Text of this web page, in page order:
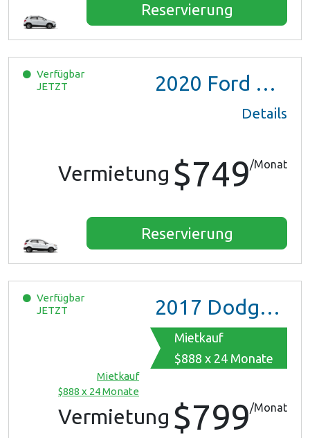
Reservierung
Verfügbar
JETZT
2020 Ford EcoSport
Details
Vermietung $749/Monat
Reservierung
Verfügbar
JETZT
2017 Dodge Grand Caravan GT
Mietkauf
$888 x 24 Monate
Mietkauf
$888 x 24 Monate
Vermietung $799/Monat